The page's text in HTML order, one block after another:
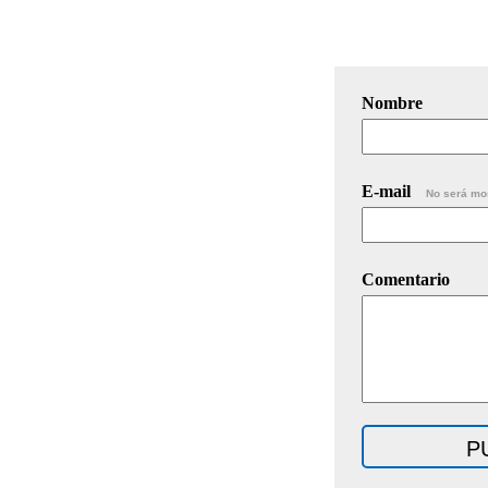
Nombre
E-mail No será
Comentario